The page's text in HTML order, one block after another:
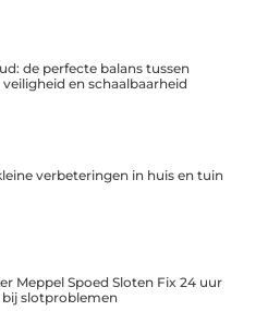
de perfecte balans tussen
en schaalbaarheid
verbeteringen in huis en tuin
Meppel Spoed Sloten Fix 24 uur
bij slotproblemen